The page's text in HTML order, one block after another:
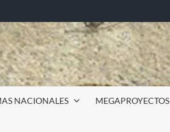
NACIONALES MEGAPROYECTOS